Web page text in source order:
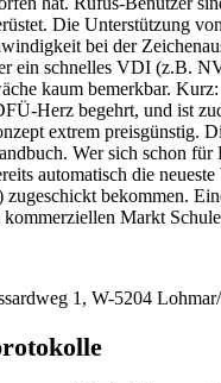
Die Unterstützung
bei der
ein schnelles VDI (z.B.
kaum bemerkbar.
Herz begehrt, und ist
extrem preisgünstig.
Wer sich schon für
automatisch die
bekommen.
kommerziellen Markt
1, W-5204